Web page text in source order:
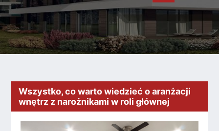
Wszystko, co warto wiedzieć o aranżacji
wnętrz z narożnikami w roli głównej